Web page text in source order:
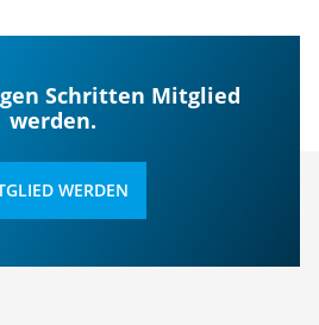
Schritten Mitglied
werden.
WERDEN